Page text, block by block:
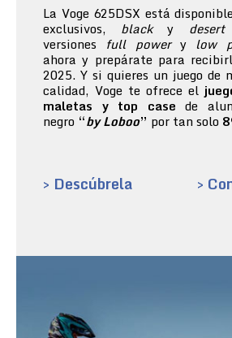
La Voge 625DSX está
exclusivos, blacky
versiones full powery low
ahora y prepárate para
2025. Y si quieres un juego de
calidad, Voge te ofrece el
maletas y top case de
negro “by Loboo” por tan solo
> Descúbrela >